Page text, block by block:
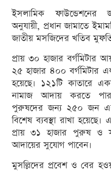
ইসলামিক ফাউন্ডেশনের
অনুযায়ী, প্রধান জামাতে
জাতীয় মসজিদের খতিব
প্রায় ৩০ হাজার বর্গমিটার
২৫ হাজার ৪০০ বর্গমিটার
হয়েছে। ১২১টি কাতারে
নামাজ আদায় করতে
পুরুষদের জন্য ২৫০ জন
বিশেষ ব্যবস্থা রাখা
প্রায় ৩১ হাজার পুরুষ ও
আদায়ের সুযোগ পাবেন।
মুসল্লিদের প্রবেশ ও বের